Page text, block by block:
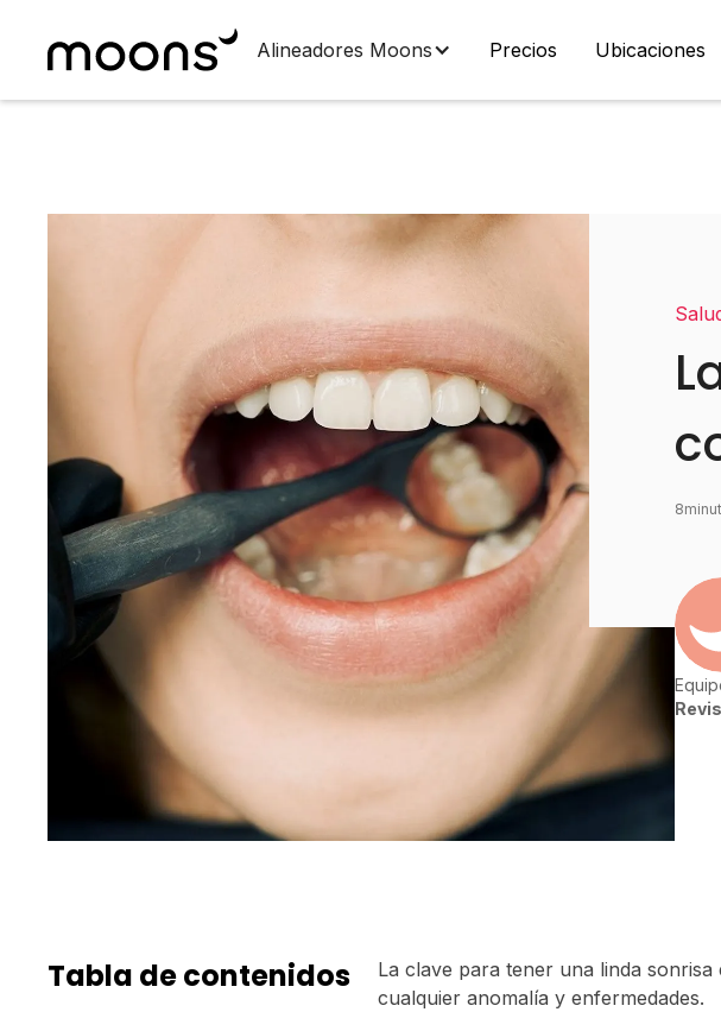
Alineadores Moons Precios Ubicaciones
8
Tabla de contenidos
La clave para tener una linda
cualquier anomalía y enfermedades.